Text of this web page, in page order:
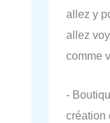
allez y
allez
comme
-
création